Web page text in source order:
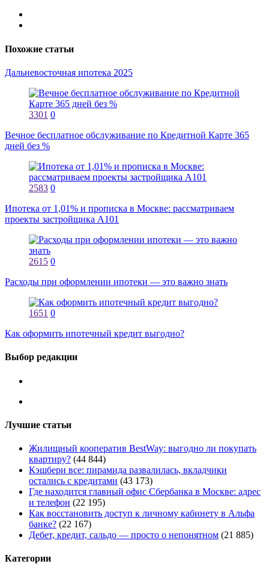
Похожие статьи
Дальневосточная ипотека 2025
3301 0
Вечное бесплатное обслуживание по Кредитной Карте 365
дней без %
2583 0
Ипотека от 1,01% и прописка в Москве: рассматриваем
проекты застройщика А101
2615 0
Расходы при оформлении ипотеки — это важно знать
1651 0
Как оформить ипотечный кредит выгодно?
Выбор редакции
Лучшие статьи
Жилищный кооператив BestWay: выгодно ли покупать
квартиру? (44 844)
Кэшбери все: пирамида развалилась, вкладчики
остались с кредитами (43 173)
Где находится главный офис Сбербанка в Москве: адрес
и телефон (22 195)
Как восстановить доступ к личному кабинету в Альфа
банке? (22 167)
Дебет, кредит, сальдо — просто о непонятном (21 885)
Категории